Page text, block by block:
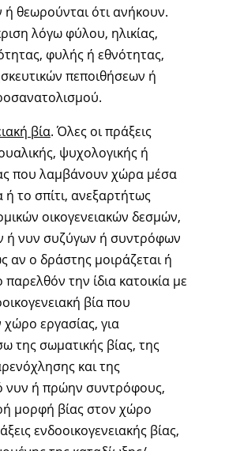
ή θεωρούνται ότι ανήκουν.
λόγω φύλου, ηλικίας,
φυλής ή εθνότητας,
πεποιθήσεων ή
βία. Όλες οι πράξεις
ψυχολογικής ή
που λαμβάνουν χώρα μέσα
ή το σπίτι, ανεξαρτήτως
οικογενειακών δεσμών,
ή νυν συζύγων ή συντρόφων
αν ο δράστης μοιράζεται ή
την ίδια κατοικία με
βία που
χώρο εργασίας, για
της σωματικής βίας, της
και της
νυν ή πρώην συντρόφους,
μορφή βίας στον χώρο
ενδοοικογενειακής βίας,